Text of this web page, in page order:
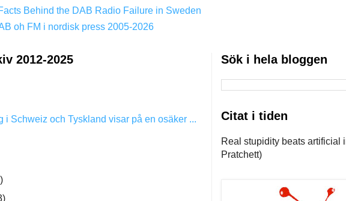
Behind the DAB Radio Failure in Sweden
oh FM i nordisk press 2005-2026
2012-2025
i Schweiz och Tyskland visar på en osäker ...
Sök i hela bloggen
Citat i tiden
Real stupidity beats artificial
Pratchett)